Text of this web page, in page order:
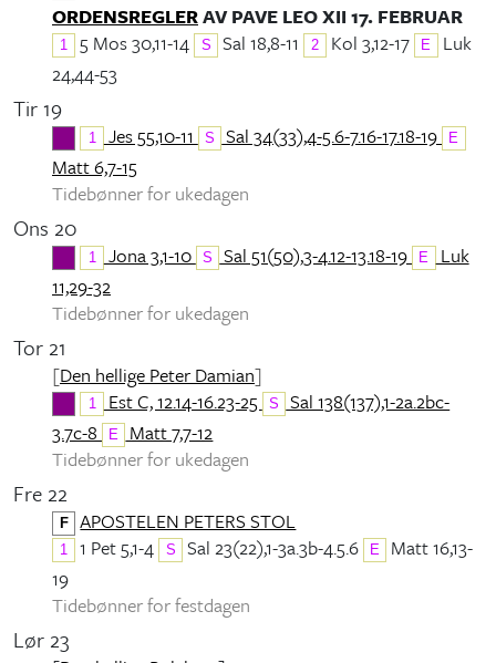
ORDENSREGLERAV PAVE LEO XII 17. FEBRUAR
1 5 Mos 30,11-14 S Sal 18,8-11 2 Kol 3,12-17 E Luk
24,44-53
Tir 19
1 Jes 55,10-11 S Sal 34(33),4-5.6-7.16-17.18-19 E
Matt 6,7-15
Tidebønner for ukedagen
Ons 20
1 Jona 3,1-10 S Sal 51(50),3-4.12-13.18-19 E Luk
11,29-32
Tidebønner for ukedagen
Tor 21
[Den hellige Peter Damian]
1 Est C, 12.14-16.23-25 S
Sal 138(137),1-2a.2bc-
3.7c-8
E
Matt 7,7-12
Tidebønner for ukedagen
Fre 22
F APOSTELEN PETERS STOL
1 1 Pet 5,1-4 S Sal 23(22),1-3a.3b-4.5.6 E
Matt 16,13-
19
Tidebønner for festdagen
Lør 23